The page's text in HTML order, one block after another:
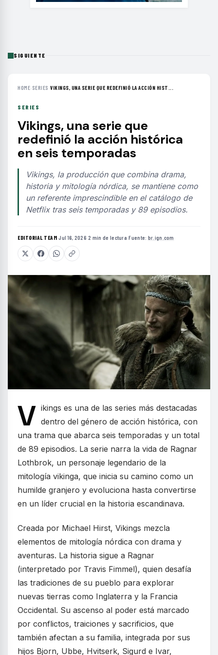
SIGUIENTE
HOME› SERIES ›VIKINGS, UNA SERIE QUE REDEFINIÓ LA ACCIÓN HIST...
SERIES
Vikings, una serie que
redefinió la acción histórica
en seis temporadas
Vikings, la producción que combina drama,
historia y mitología nórdica, se mantiene como
un referente imprescindible en el catálogo de
Netflix tras seis temporadas y 89 episodios.
EDITORIAL TEAM·Jul 16, 2026·2 min de lectura·Fuente: br.ign.com
V ikings es una de las series más destacadas
dentro del género de acción histórica, con
una trama que abarca seis temporadas y un total
de 89 episodios. La serie narra la vida de Ragnar
Lothbrok, un personaje legendario de la
mitología vikinga, que inicia su camino como un
humilde granjero y evoluciona hasta convertirse
en un líder crucial en la historia escandinava.
Creada por Michael Hirst, Vikings mezcla
elementos de mitología nórdica con drama y
aventuras. La historia sigue a Ragnar
(interpretado por Travis Fimmel), quien desafía
las tradiciones de su pueblo para explorar
nuevas tierras como Inglaterra y la Francia
Occidental. Su ascenso al poder está marcado
por conflictos, traiciones y sacrificios, que
también afectan a su familia, integrada por sus
hijos Bjorn, Ubbe, Hvitserk, Sigurd e Ivar,